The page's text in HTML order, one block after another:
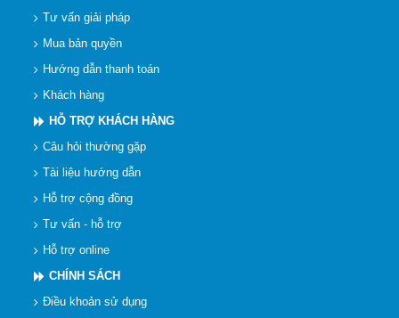
Tư vấn giải pháp
Mua bản quyền
Hướng dẫn thanh toán
Khách hàng
HỖ TRỢ KHÁCH HÀNG
Câu hỏi thường gặp
Tài liệu hướng dẫn
Hỗ trợ cộng đồng
Tư vấn - hỗ trợ
Hỗ trợ online
CHÍNH SÁCH
Điều khoản sử dụng